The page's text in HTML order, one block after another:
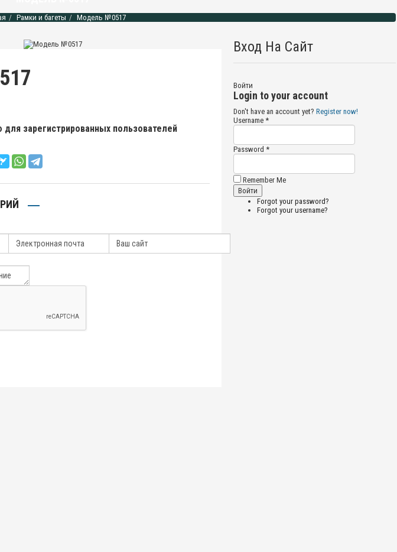
Рамки и багеты Модель №0517
зарегистрированных пользователей
Вход На Сайт
Войти
Login to your account
Don't have an account yet? Register now!
Username *
Password *
Remember Me
Forgot your password?
Forgot your username?